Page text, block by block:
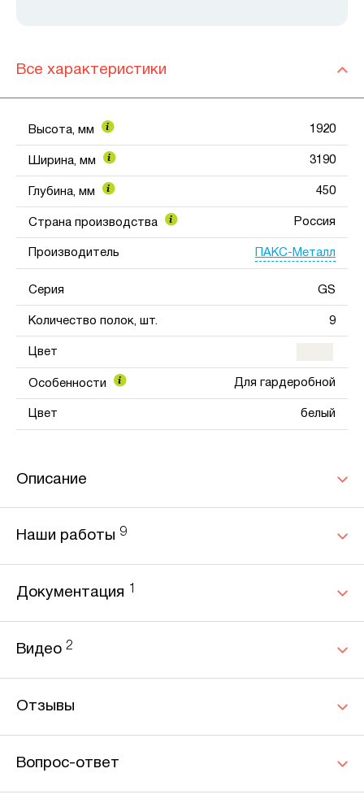
Все характеристики
Высота, мм 1920
Ширина, мм 3190
Глубина, мм 450
Страна производства Россия
Производитель ПАКС-Металл
Серия GS
Количество полок, шт. 9
Цвет
Особенности Для гардеробной
Цвет белый
Описание
Наши работы 9
Документация
Видео 2
Отзывы
Вопрос-ответ